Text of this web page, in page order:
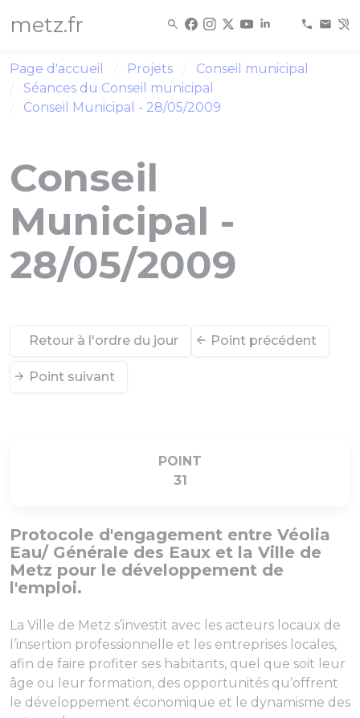
metz.fr
Page d'accueil Projets
Conseil municipal
Séances du Conseil municipal
Conseil Municipal - 28/05/2009
Conseil
Municipal -
28/05/2009
Retour à l'ordre du jour Point précédent
Point suivant
POINT
31
Protocole d'engagement entre Véolia
Eau/ Générale des Eaux et la Ville de
Metz pour le développement de
l'emploi.
La Ville de Metz s’investit avec les acteurs locaux de
l’insertion professionnelle et les entreprises locales,
afin de faire profiter ses habitants, quel que soit leur
âge ou leur formation, des opportunités qu’offrent
le développement économique et le dynamisme des